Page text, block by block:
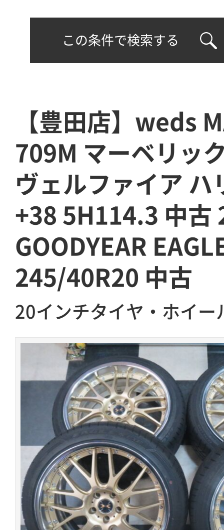
この条件で検索する
【豊田店】weds
709M マーベリッ
ヴェルファイア ハ
+38 5H114.3 中古
GOODYEAR
245/40R20 中古
20インチタイヤ・ホイー